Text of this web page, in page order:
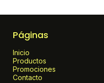
Páginas
Inicio
Productos
Promociones
Contacto